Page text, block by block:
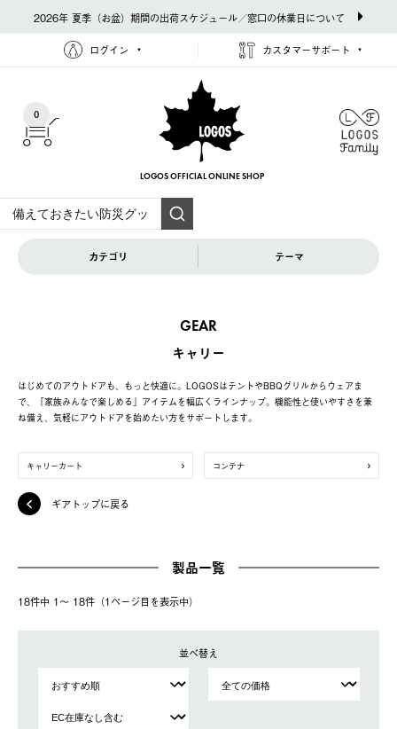
2026年 夏季（お盆）期間の出荷スケジュール／窓口の休業日について
ログイン カスタマーサポート
0
LOGOS OFFICIAL ONLINE SHOP
カテゴリ テーマ
GEAR
キャリー
はじめてのアウトドアも、もっと快適に。LOGOSはテントやBBQグリルからウェアま
で、「家族みんなで楽しめる」アイテムを幅広くラインナップ。機能性と使いやすさを兼
ね備え、気軽にアウトドアを始めたい方をサポートします。
キャリーカート コンテナ
ギアトップに戻る
製品一覧
18件中 1〜 18件（1ページ⽬を表⽰中）
並べ替え